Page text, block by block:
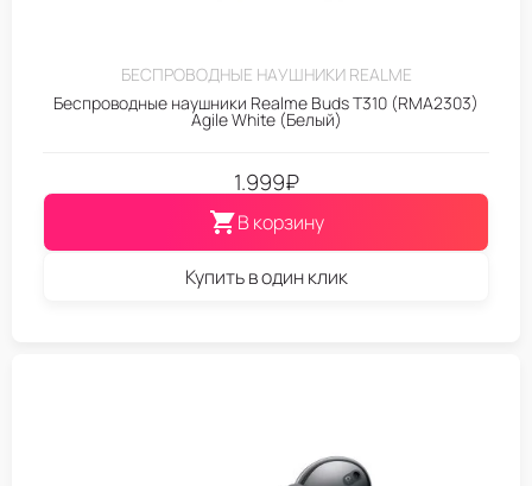
БЕСПРОВОДНЫЕ НАУШНИКИ REALME
Беспроводные наушники Realme Buds T310 (RMA2303)
Agile White (Белый)
1.999₽
В корзину
Купить в один клик